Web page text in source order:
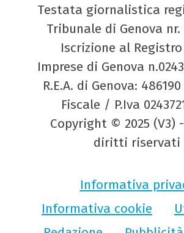
Testata giornalistica
Tribunale di Genova nr.
Iscrizione al
Imprese di Genova
R.E.A. di Genova:
Fiscale / P.Iva
Copyright © 2025 (V3)
diritti riservati
Informativa
Informativa cookie